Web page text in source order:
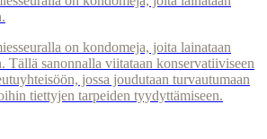
on kondomeja, joita lainataan
Tällä sanonnalla viitataan konservatiiviseen
jossa joudutaan turvautumaan
tiettyjen tarpeiden tyydyttämiseen.